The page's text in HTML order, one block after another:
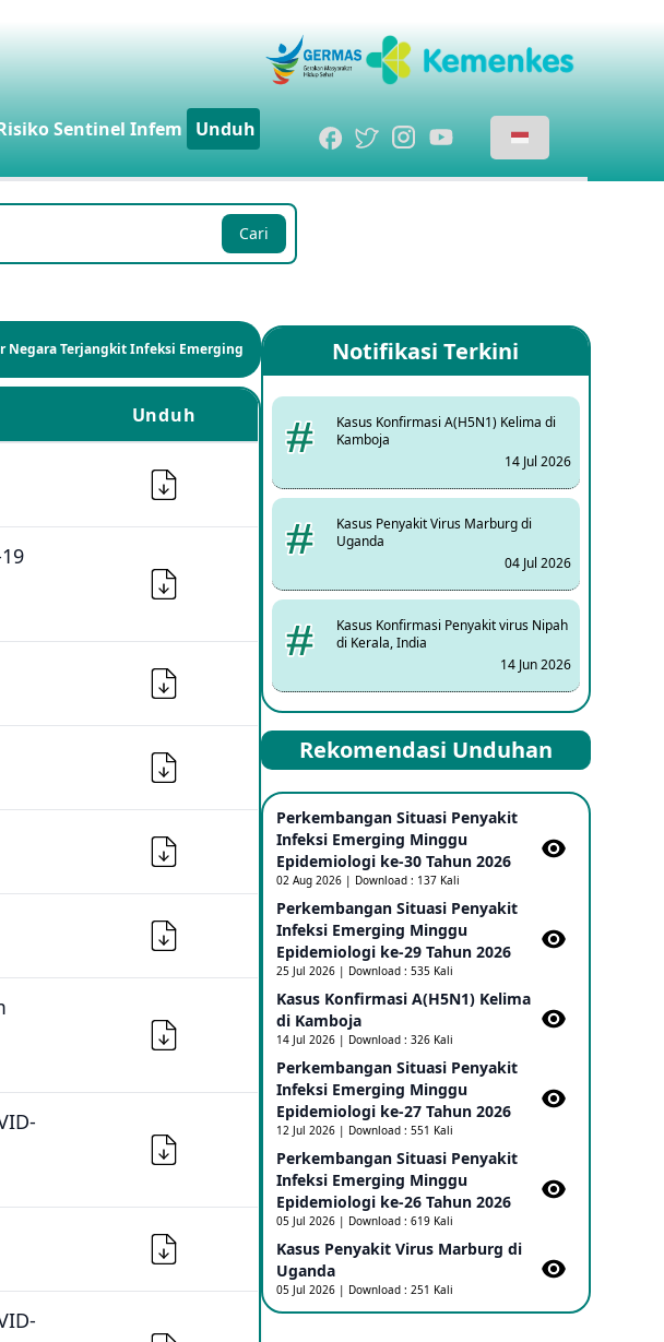
Sentinel Infem Unduh
Cari
Negara Terjangkit Infeksi Emerging
Unduh
Notifikasi Terkini
Kasus Konfirmasi A(H5N1) Kelima di
Kamboja
14 Jul 2026
Kasus Penyakit Virus Marburg di
Uganda
04 Jul 2026
Kasus Konfirmasi Penyakit virus Nipah
di Kerala, India
14 Jun 2026
Kasus Dicurigai Penyakit virus Nipah di
Kerala, India
12 Jun 2026
Mpox Clade 1b di Taiwan
25 May 2026
Update Informasi PHEIC Penyakit
Ebola
23 May 2026
Penetapan Outbreak Penyakit Ebola di
RD Kongo dan Uganda Sebagai PHEIC
17 May 2026
Outbreak Penyakti Ebola di RD Kongo
Kasus Konfirmasi A(H5NN6) di Cina
Rekomendasi Unduhan
Perkembangan Situasi Penyakit
Infeksi Emerging Minggu
Epidemiologi ke-30 Tahun 2026
02 Aug 2026 | Download : 137 Kali
Perkembangan Situasi Penyakit
Infeksi Emerging Minggu
Epidemiologi ke-29 Tahun 2026
25 Jul 2026 | Download : 535 Kali
Kasus Konfirmasi A(H5N1) Kelima
di Kamboja​
14 Jul 2026 | Download : 326 Kali
Perkembangan Situasi Penyakit
Infeksi Emerging Minggu
Epidemiologi ke-27 Tahun 2026
12 Jul 2026 | Download : 551 Kali
Perkembangan Situasi Penyakit
Infeksi Emerging Minggu
Epidemiologi ke-26 Tahun 2026
05 Jul 2026 | Download : 619 Kali
Kasus Penyakit Virus Marburg di
Uganda
05 Jul 2026 | Download : 251 Kali